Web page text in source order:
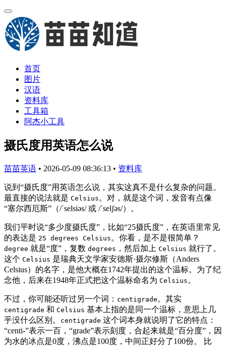
首页
图片
汉语
资料库
工具箱
阿杰小工具
摄氏度用英语怎么说
苗苗英语 • 2026-05-09 08:36:13 • 资料库
说到“摄氏度”用英语怎么说，其实这真不是什么复杂的问题。
最直接的说法就是 Celsius 。对，就是这个词，发音有点像
“塞尔西厄斯”（/ˈselsiəs/ 或 /ˈselʃəs/）。
我们平时说“多少度摄氏度”，比如“25摄氏度”，在英语里常见
的表达是 25 degrees Celsius 。你看，是不是很简单？
degree 就是“度”，复数 degrees ，然后加上 Celsius 就行了。
这个 Celsius 是瑞典天文学家安德斯·摄尔修斯（Anders
Celsius）的名字，是他大概在1742年提出的这个温标。为了纪
念他，后来在1948年正式把这个温标命名为 Celsius 。
不过，你可能还听过另一个词： centigrade 。其实
centigrade 和 Celsius 基本上指的是同一个温标，意思上几
乎没什么区别。
centigrade 这个词本身就说明了它的特点：
“centi-”表示一百，“grade”表示刻度，合起来就是“百分度”，因
为水的冰点是0度，沸点是100度，中间正好分了100份。 比